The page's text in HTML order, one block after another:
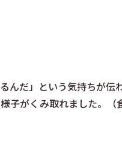
だ」という気持ちが
子がくみ取れました。（